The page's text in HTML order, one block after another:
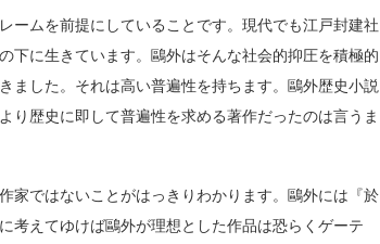
ムを前提にしていることです。現代でも江戸封建社
下に生きています。鷗外はそんな社会的抑圧を積極的
ました。それは高い普遍性を持ちます。鷗外歴史小説
り歴史に即して普遍性を求める著作だったのは言うま
ではないことがはっきりわかります。鷗外には『於
考えてゆけば鷗外が理想とした作品は恐らくゲーテ